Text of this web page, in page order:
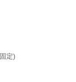
定)